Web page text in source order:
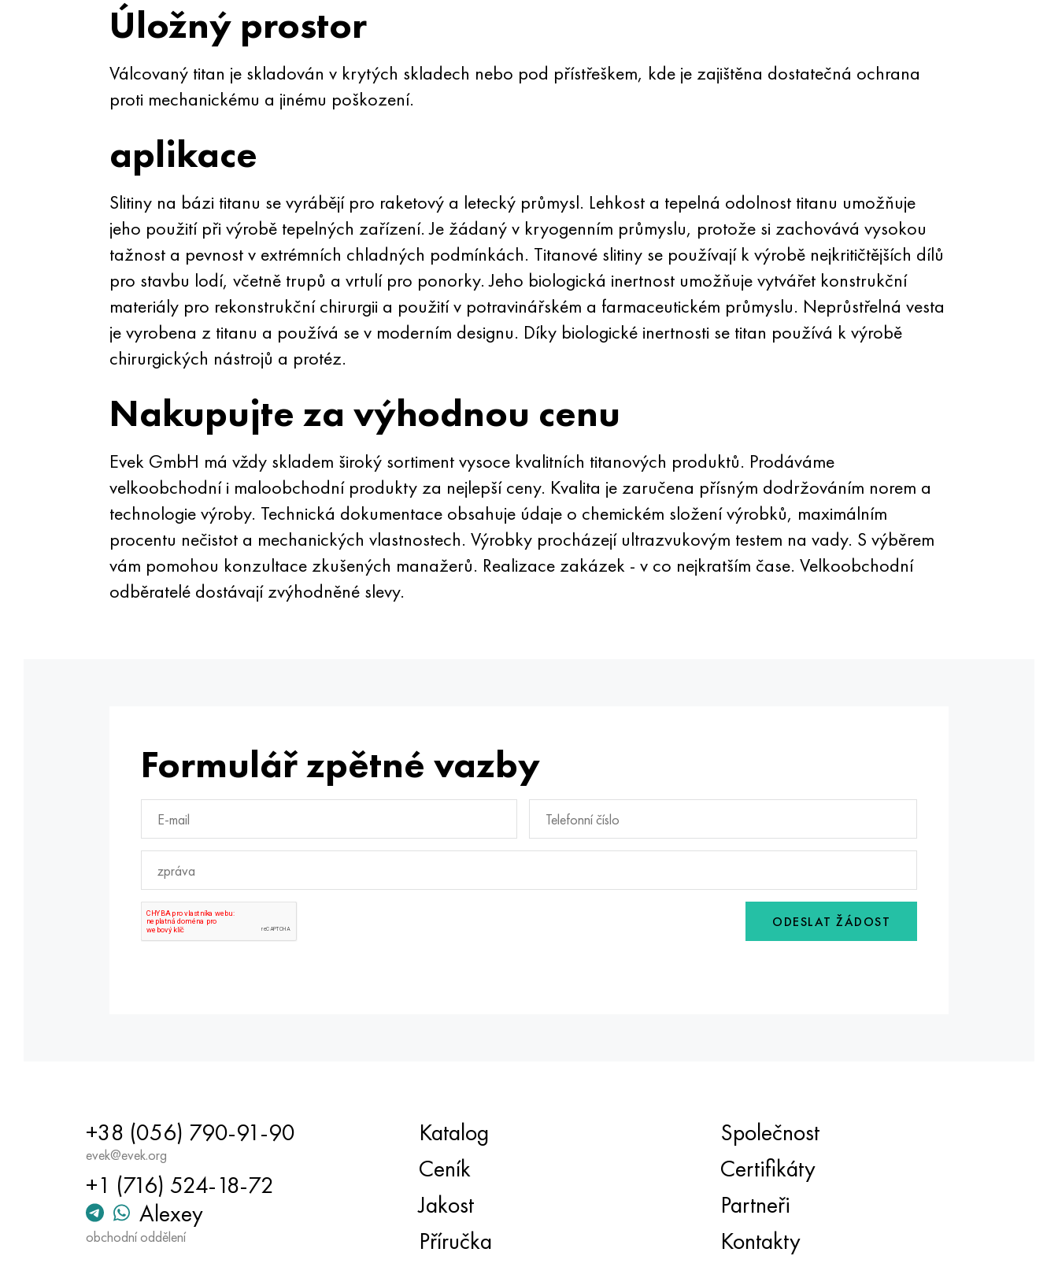
Úložný prostor
Válcovaný titan je skladován v krytých skladech nebo pod přístřeškem, kde je zajištěna dostatečná ochrana
proti mechanickému a jinému poškození.
aplikace
Slitiny na bázi titanu se vyrábějí pro raketový a letecký průmysl. Lehkost a tepelná odolnost titanu umožňuje
jeho použití při výrobě tepelných zařízení. Je žádaný v kryogenním průmyslu, protože si zachovává vysokou
tažnost a pevnost v extrémních chladných podmínkách. Titanové slitiny se používají k výrobě nejkritičtějších dílů
pro stavbu lodí, včetně trupů a vrtulí pro ponorky. Jeho biologická inertnost umožňuje vytvářet konstrukční
materiály pro rekonstrukční chirurgii a použití v potravinářském a farmaceutickém průmyslu. Neprůstřelná vesta
je vyrobena z titanu a používá se v moderním designu. Díky biologické inertnosti se titan používá k výrobě
chirurgických nástrojů a protéz.
Nakupujte za výhodnou cenu
Evek GmbH má vždy skladem široký sortiment vysoce kvalitních titanových produktů. Prodáváme
velkoobchodní i maloobchodní produkty za nejlepší ceny. Kvalita je zaručena přísným dodržováním norem a
technologie výroby. Technická dokumentace obsahuje údaje o chemickém složení výrobků, maximálním
procentu nečistot a mechanických vlastnostech. Výrobky procházejí ultrazvukovým testem na vady. S výběrem
vám pomohou konzultace zkušených manažerů. Realizace zakázek - v co nejkratším čase. Velkoobchodní
odběratelé dostávají zvýhodněné slevy.
Formulář zpětné vazby
ODESLAT ŽÁDOST
+38 (056) 790-91-90
evek@evek.org
+1 (716) 524-18-72
Alexey
obchodní oddělení
Katalog
Ceník
Jakost
Příručka
Společnost
Certifikáty
Partneři
Kontakty